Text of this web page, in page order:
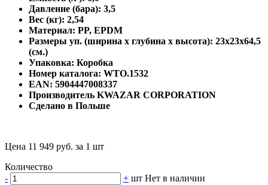
Давление (бара): 3,5
Вес (кг): 2,54
Материал: PP, EPDM
Размеры уп. (ширина х глубина х высота): 23х23х64,5
(см.)
Упаковка: Коробка
Номер каталога: WTO.1532
EAN: 5904447008337
Производитель KWAZAR CORPORATION
Сделано в Польше
Цена 11 949 руб. за 1 шт
Количество
-
+ шт Нет в наличии